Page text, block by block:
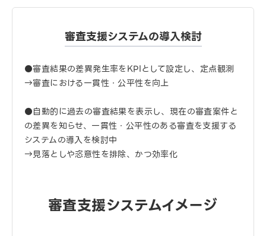
審査支援システムの導入検討
●審査結果の差異発生率をKPIとして設定し、定点観測
→審査における一貫性・公平性を向上
●自動的に過去の審査結果を表示し、現在の審査案件と
の差異を知らせ、一貫性・公平性のある審査を支援する
システムの導入を検討中
→見落としや恣意性を排除、かつ効率化
審査支援システムイメージ